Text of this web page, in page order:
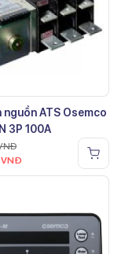
nguồn ATS Osemco
3P 100A
VNĐ